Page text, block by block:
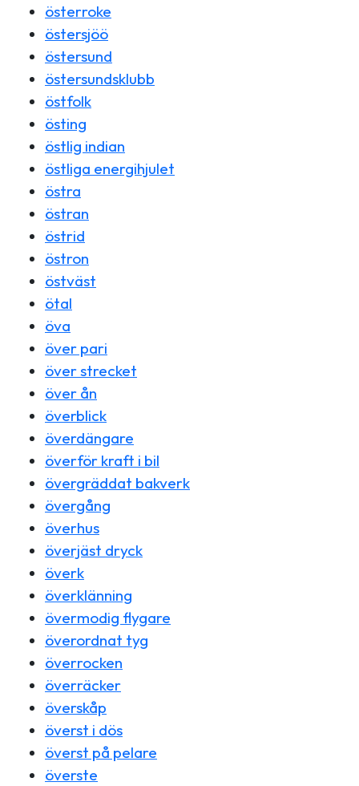
österroke
östersjöö
östersund
östersundsklubb
östfolk
östing
östlig indian
östliga energihjulet
östra
östran
östrid
östron
östväst
ötal
öva
över pari
över strecket
över ån
överblick
överdängare
överför kraft i bil
övergräddat bakverk
övergång
överhus
överjäst dryck
överk
överklänning
övermodig flygare
överordnat tyg
överrocken
överräcker
överskåp
överst i dös
överst på pelare
överste